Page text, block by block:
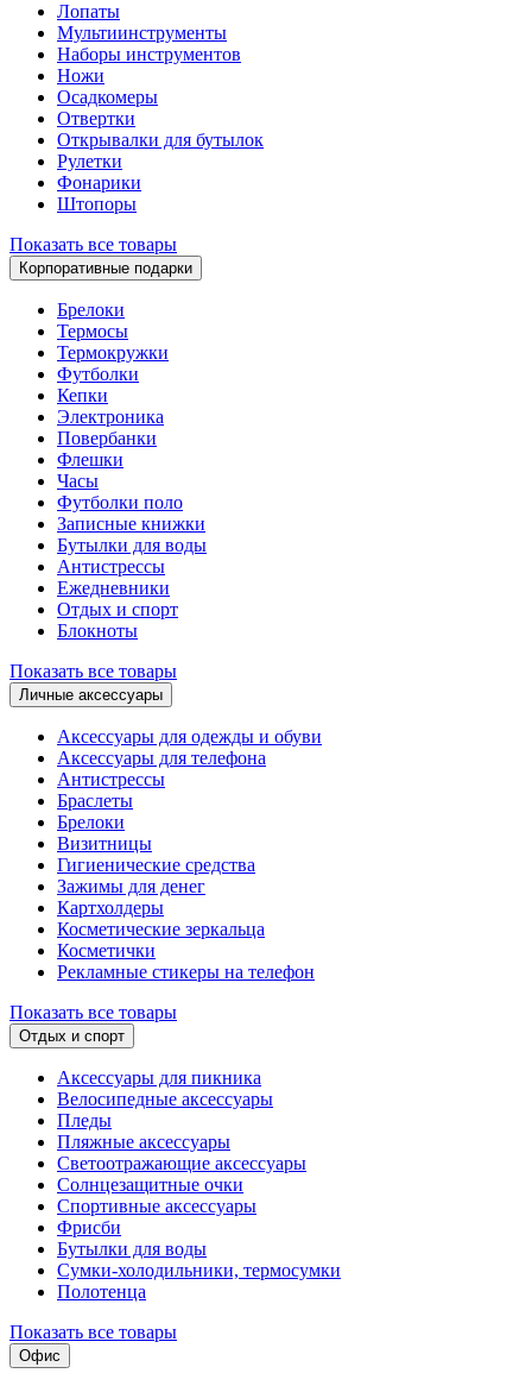
Лопаты
Мультиинструменты
Наборы инструментов
Ножи
Осадкомеры
Отвертки
Открывалки для бутылок
Рулетки
Фонарики
Штопоры
Показать все товары
Корпоративные подарки
Брелоки
Термосы
Термокружки
Футболки
Кепки
Электроника
Повербанки
Флешки
Часы
Футболки поло
Записные книжки
Бутылки для воды
Антистрессы
Ежедневники
Отдых и спорт
Блокноты
Показать все товары
Личные аксессуары
Аксессуары для одежды и обуви
Аксессуары для телефона
Антистрессы
Браслеты
Брелоки
Визитницы
Гигиенические средства
Зажимы для денег
Картхолдеры
Косметические зеркальца
Косметички
Рекламные стикеры на телефон
Показать все товары
Отдых и спорт
Аксессуары для пикника
Велосипедные аксессуары
Пледы
Пляжные аксессуары
Светоотражающие аксессуары
Солнцезащитные очки
Спортивные аксессуары
Фрисби
Бутылки для воды
Сумки-холодильники, термосумки
Полотенца
Показать все товары
Офис